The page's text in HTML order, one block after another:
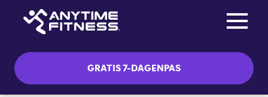
GRATIS 7-DAGENPAS